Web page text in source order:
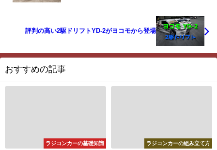
評判の高い2駆ドリフトYD-2がヨコモから登場
おすすめの記事
ラジコンカーの基礎知識 ラジコンカーの組み立て方